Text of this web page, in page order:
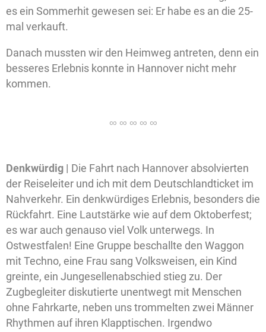
es ein Sommerhit gewesen sei: Er habe es an die 25-
mal verkauft.
Danach mussten wir den Heimweg antreten, denn ein
besseres Erlebnis konnte in Hannover nicht mehr
kommen.
Denkwürdig | Die Fahrt nach Hannover absolvierten
der Reiseleiter und ich mit dem Deutschlandticket im
Nahverkehr. Ein denkwürdiges Erlebnis, besonders die
Rückfahrt. Eine Lautstärke wie auf dem Oktoberfest;
es war auch genauso viel Volk unterwegs. In
Ostwestfalen! Eine Gruppe beschallte den Waggon
mit Techno, eine Frau sang Volksweisen, ein Kind
greinte, ein Jungesellenabschied stieg zu. Der
Zugbegleiter diskutierte unentwegt mit Menschen
ohne Fahrkarte, neben uns trommelten zwei Männer
Rhythmen auf ihren Klapptischen. Irgendwo